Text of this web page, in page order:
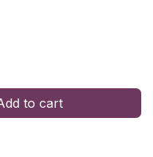
to cart